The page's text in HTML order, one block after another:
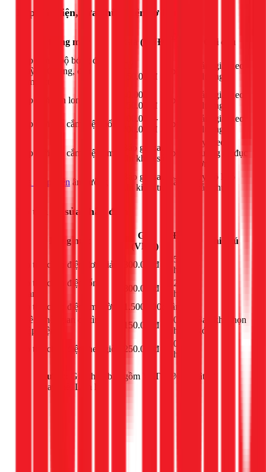
Lắp đặt điện, sửa chữa điện cơ bản
Hạng mục Giá (VNĐ)
Ghi chú
Lắp mới 1 bộ bóng đèn
Huỳnh Quang, đèn
compact
150.000đ
Giảm giá theo
số lượng
Lắp mới đèn lon
40.000 -
150.000đ
bộ
Giảm giá theo
số lượng
Lắp mới 1 ổ cắm điện nổi
100.000 -
200.000đ
bộ
Giảm giá theo
số lượng
Lắp mới 1 ổ cắm điện âm
Báo giá sau
khi khảo sát
bộ
Tùy theo
phương án đục
tường
sửa chập điện âm tường
Báo giá sau
khi kiểm tra
lần
Tùy độ khó
khắc phục
Dò tìm và sửa chập điện
Hạng mục
Giá
(VNĐ)
Đơn
Ghi chú
Dò tìm chập điện đơn giản 300.000đ
45
phút
Dò tìm chập điện tổng
quan
800.000đ
120
phút
Dò tìm chập điện âm tường
1.500.000đ lần
Thêm thời gian dò tìm
chập điện
150.000đ
60
phút
Sau khi chọn
gói
Dò tìm chập điện theo giờ
250.000đ
60
phút
Lưu ý:
Giá chưa bao gồm VAT 10% và vật tư
thay thế. Liên hệ